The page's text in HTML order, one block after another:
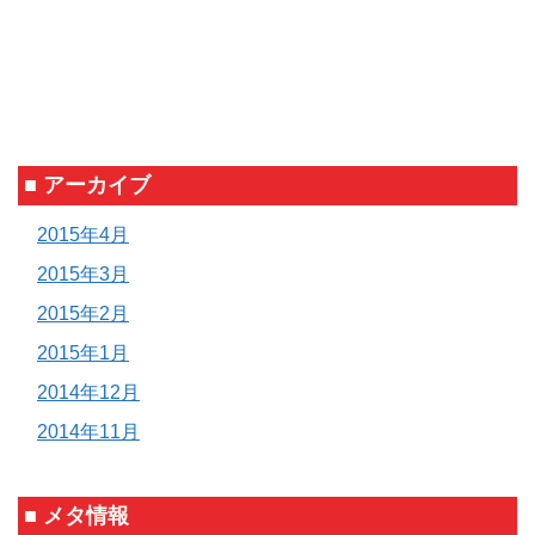
■ アーカイブ
2015年4月
2015年3月
2015年2月
2015年1月
2014年12月
2014年11月
■ メタ情報